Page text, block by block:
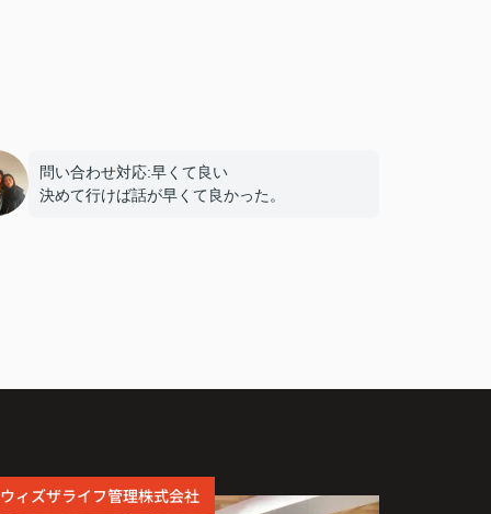
問い合わせ対応:早くて良い
決めて行けば話が早くて良かった。
ウィズザライフ管理株式会社